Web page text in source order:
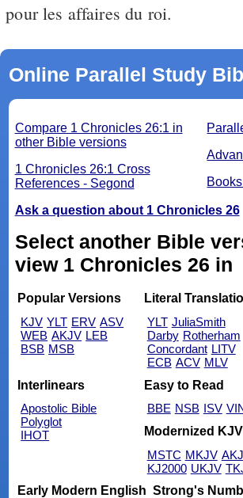
pour les affaires du roi.
Online Parallel Study
Compare 1 Chronicles 26:1 in
other Bible versions
1 Chronicles 26:1 Cross
References - Segond
Ask a question about 1 Chronicles 26
Select another Bible
view 1 Chronicles 26 in
Popular Versions
KJV YLT ERV ASV
WEB AKJV LEB
BSB MSB
Literal
YLT JuliaSmith
Darby Rotherham
Concordant LITV
ECB ACV MLV
Interlinears
Apostolic Bible
Polyglot
IHOT
Easy to Read
BBE NSB ISV
Modernized KJV
MSTC MKJV
KJ2000 UKJV
Early Modern English Strong's